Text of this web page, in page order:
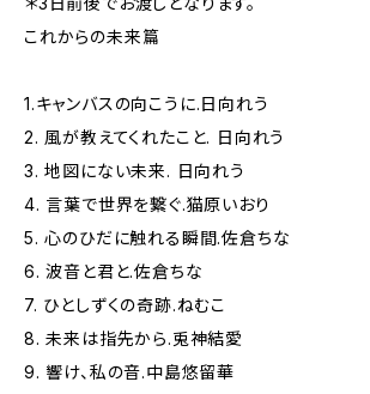
これからの未来篇
1.キャンバスの向こうに.日向れう
2. 風が教えてくれたこと. 日向れう
3. 地図にない未来. 日向れう
4. 言葉で世界を繋ぐ.猫原いおり
5. 心のひだに触れる瞬間.佐倉ちな
6. 波音と君と.佐倉ちな
7. ひとしずくの奇跡.ねむこ
8. 未来は指先から.兎神結愛
9. 響け、私の音.中島悠留華